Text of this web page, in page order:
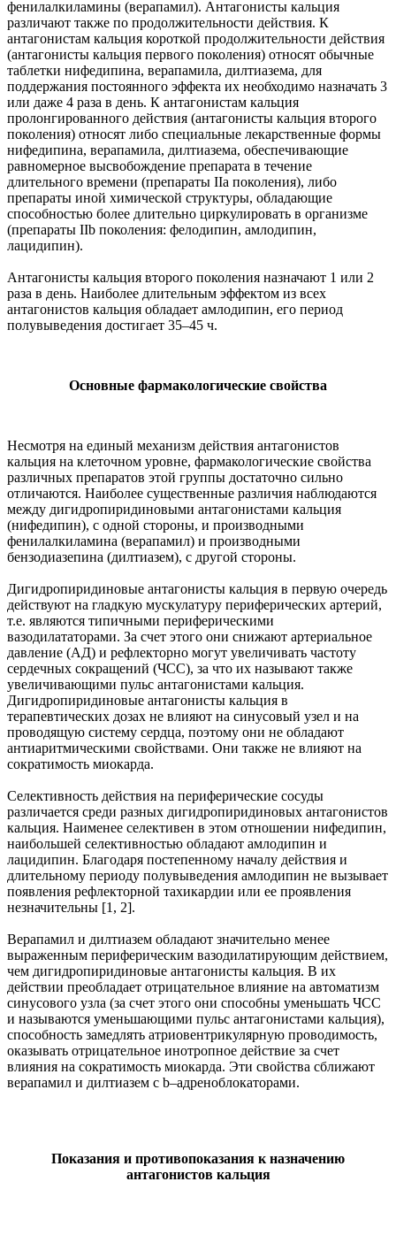
фенилалкиламины (верапамил). Антагонисты кальция
различают также по продолжительности действия. К
антагонистам кальция короткой продолжительности действия
(антагонисты кальция первого поколения) относят обычные
таблетки нифедипина, верапамила, дилтиазема, для
поддержания постоянного эффекта их необходимо назначать 3
или даже 4 раза в день. К антагонистам кальция
пролонгированного действия (антагонисты кальция второго
поколения) относят либо специальные лекарственные формы
нифедипина, верапамила, дилтиазема, обеспечивающие
равномерное высвобождение препарата в течение
длительного времени (препараты IIa поколения), либо
препараты иной химической структуры, обладающие
способностью более длительно циркулировать в организме
(препараты IIb поколения: фелодипин, амлодипин,
лацидипин).
Антагонисты кальция второго поколения назначают 1 или 2
раза в день. Наиболее длительным эффектом из всех
антагонистов кальция обладает амлодипин, его период
полувыведения достигает 35–45 ч.
Основные фармакологические свойства
Несмотря на единый механизм действия антагонистов
кальция на клеточном уровне, фармакологические свойства
различных препаратов этой группы достаточно сильно
отличаются. Наиболее существенные различия наблюдаются
между дигидропиридиновыми антагонистами кальция
(нифедипин), с одной стороны, и производными
фенилалкиламина (верапамил) и производными
бензодиазепина (дилтиазем), с другой стороны.
Дигидропиридиновые антагонисты кальция в первую очередь
действуют на гладкую мускулатуру периферических артерий,
т.е. являются типичными периферическими
вазодилататорами. За счет этого они снижают артериальное
давление (АД) и рефлекторно могут увеличивать частоту
сердечных сокращений (ЧСС), за что их называют также
увеличивающими пульс антагонистами кальция.
Дигидропиридиновые антагонисты кальция в
терапевтических дозах не влияют на синусовый узел и на
проводящую систему сердца, поэтому они не обладают
антиаритмическими свойствами. Они также не влияют на
сократимость миокарда.
Селективность действия на периферические сосуды
различается среди разных дигидропиридиновых антагонистов
кальция. Наименее селективен в этом отношении нифедипин,
наибольшей селективностью обладают амлодипин и
лацидипин. Благодаря постепенному началу действия и
длительному периоду полувыведения амлодипин не вызывает
появления рефлекторной тахикардии или ее проявления
незначительны [1, 2].
Верапамил и дилтиазем обладают значительно менее
выраженным периферическим вазодилатирующим действием,
чем дигидропиридиновые антагонисты кальция. В их
действии преобладает отрицательное влияние на автоматизм
синусового узла (за счет этого они способны уменьшать ЧСС
и называются уменьшающими пульс антагонистами кальция),
способность замедлять атриовентрикулярную проводимость,
оказывать отрицательное инотропное действие за счет
влияния на сократимость миокарда. Эти свойства сближают
верапамил и дилтиазем с b–адреноблокаторами.
Показания и противопоказания к назначению
антагонистов кальция